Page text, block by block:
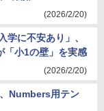
(2026/2/20)
学に不安あり」、
「小1の壁」を実感
(2026/2/20)
Numbers用テン